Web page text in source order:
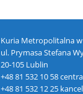
Kuria Metropolitalna
ul. Prymasa Stefana
20-105 Lublin
+48 81 532 10 58
+48 81 532 12 25